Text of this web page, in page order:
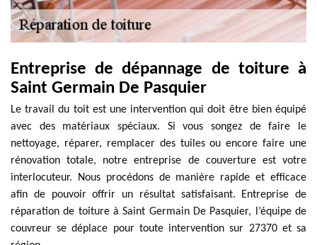
Entreprise de dépannage de toiture à
Saint Germain De Pasquier
Le travail du toit est une intervention qui doit être bien équipé
avec des matériaux spéciaux. Si vous songez de faire le
nettoyage, réparer, remplacer des tuiles ou encore faire une
rénovation totale, notre entreprise de couverture est votre
interlocuteur. Nous procédons de manière rapide et efficace
afin de pouvoir offrir un résultat satisfaisant. Entreprise de
réparation de toiture à Saint Germain De Pasquier, l’équipe de
couvreur se déplace pour toute intervention sur 27370 et sa